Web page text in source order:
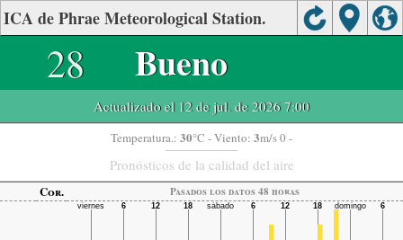
ICA de Phrae Meteorological Station.
28 Bueno
Actualizado el 12 de jul. de 2026 7:00
Temperatura.: 30°C - Viento: 3m/s 0 -
Pronósticos de la calidad del aire
Cor. Pasados ​​los datos 48 horas